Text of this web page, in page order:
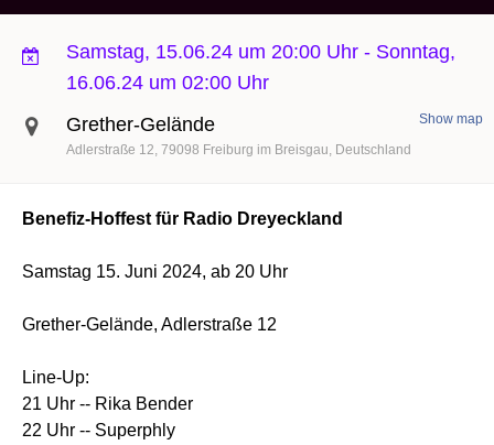
Samstag, 15.06.24 um 20:00 Uhr - Sonntag,
16.06.24 um 02:00 Uhr
Grether-Gelände
Adlerstraße 12 79098 Freiburg im Breisgau Deutschland
Show map
Benefiz-Hoffest für Radio Dreyeckland
Samstag 15. Juni 2024, ab 20 Uhr
Grether-Gelände, Adlerstraße 12
Line-Up:
21 Uhr -- Rika Bender
22 Uhr -- Superphly